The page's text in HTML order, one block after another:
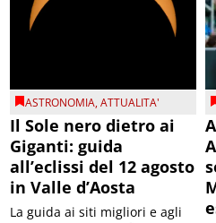
ASTRONOMIA,ATTUALITA'
Il Sole nero dietro ai
Giganti: guida
all’eclissi del 12 agosto
in Valle d’Aosta
La guida ai siti migliori e agli